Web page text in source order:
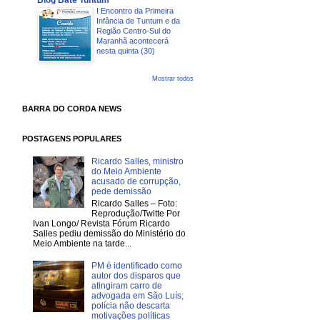
I Encontro da Primeira
Infância de Tuntum e da
Região Centro-Sul do
Maranhã acontecerá
nesta quinta (30)
Mostrar todos
BARRA DO CORDA NEWS
POSTAGENS POPULARES
Ricardo Salles, ministro
do Meio Ambiente
acusado de corrupção,
pede demissão
Ricardo Salles – Foto:
Reprodução/Twitte Por
Ivan Longo/ Revista Fórum Ricardo
Salles pediu demissão do Ministério do
Meio Ambiente na tarde...
PM é identificado como
autor dos disparos que
atingiram carro de
advogada em São Luís;
polícia não descarta
motivações políticas